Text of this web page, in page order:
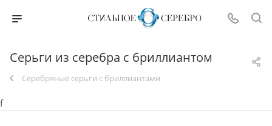
Серьги из серебра с бриллиантом
Серебряные серьги с бриллиантами
f